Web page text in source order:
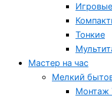
Игровые
Тонкие
Мастер на час
Мелкий
Монтаж